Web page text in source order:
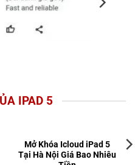
IPAD 5
Mở Khóa Icloud iPad 5
Tại Hà Nội Giá Bao Nhiêu